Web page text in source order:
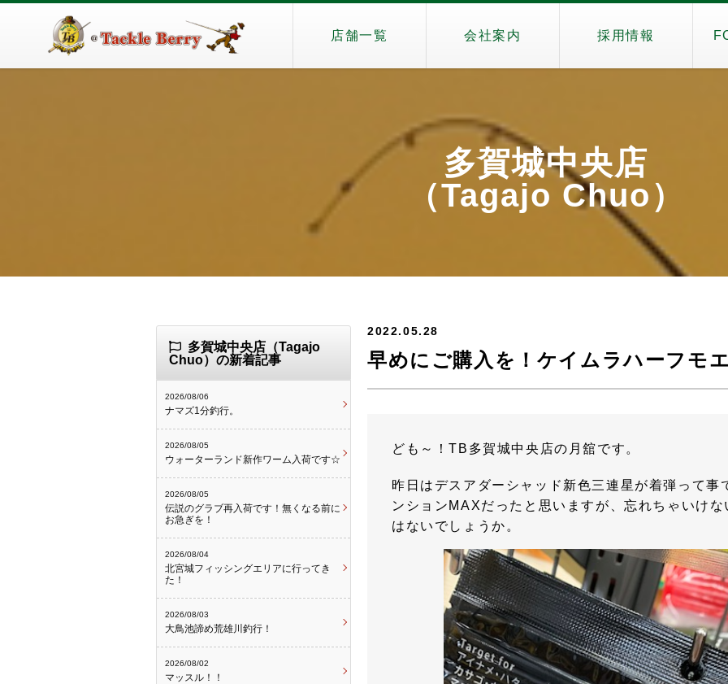
店舗一覧 会社案内 採用情報
多賀城中央店
（Tagajo Chuo）
2022.05.28
早めにご購入を！ケイムラハーフモ
ども～！TB多賀城中央店の月舘です。
昨日はデスアダーシャッド新色三連星が着弾って事
ンションMAXだったと思いますが、忘れちゃいけ
はないでしょうか。
多賀城中央店（Tagajo
Chuo）の新着記事
2026/08/06
ナマズ1分釣行。
2026/08/05
ウォーターランド新作ワーム入荷です☆
2026/08/05
伝説のグラブ再入荷です！無くなる前に
お急ぎを！
2026/08/04
北宮城フィッシングエリアに行ってき
た！
2026/08/03
大鳥池諦め荒雄川釣行！
2026/08/02
マッスル！！